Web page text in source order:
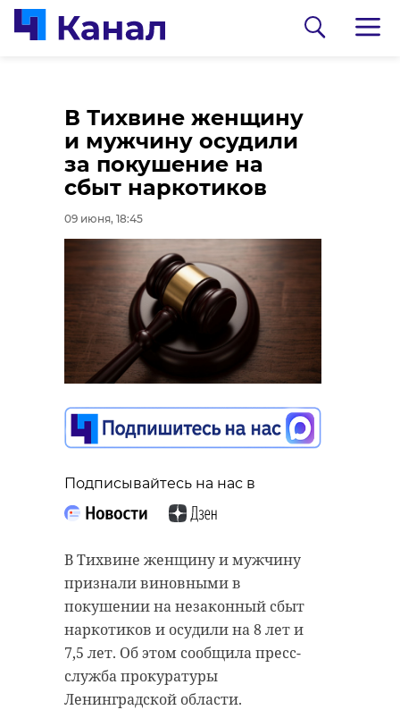
В Тихвине женщину
и мужчину осудили
за покушение на
сбыт наркотиков
09 июня, 18:45
Подписывайтесь на нас в
В Тихвине женщину и мужчину
признали виновными в
покушении на незаконный сбыт
наркотиков и осудили на 8 лет и
7,5 лет. Об этом сообщила пресс-
служба прокуратуры
Ленинградской области.
В Ленобласти
одобрили облик
детского сада на 140
мест во Всеволожске
09 июня, 17:22
Подписывайтесь на нас в
Комитет градостроительной
политики Ленинградской области
согласовал архитектурный облик
детского сада, который построит
группа компаний А101. Об этом
сообщили в Стройблоке 47
региона.